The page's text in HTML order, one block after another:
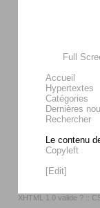
Full
Accueil
Hypertextes
Catégories
Dernières
Rechercher
Le contenu
Copyleft
[Edit]
XHTML 1.0 valide ? ::